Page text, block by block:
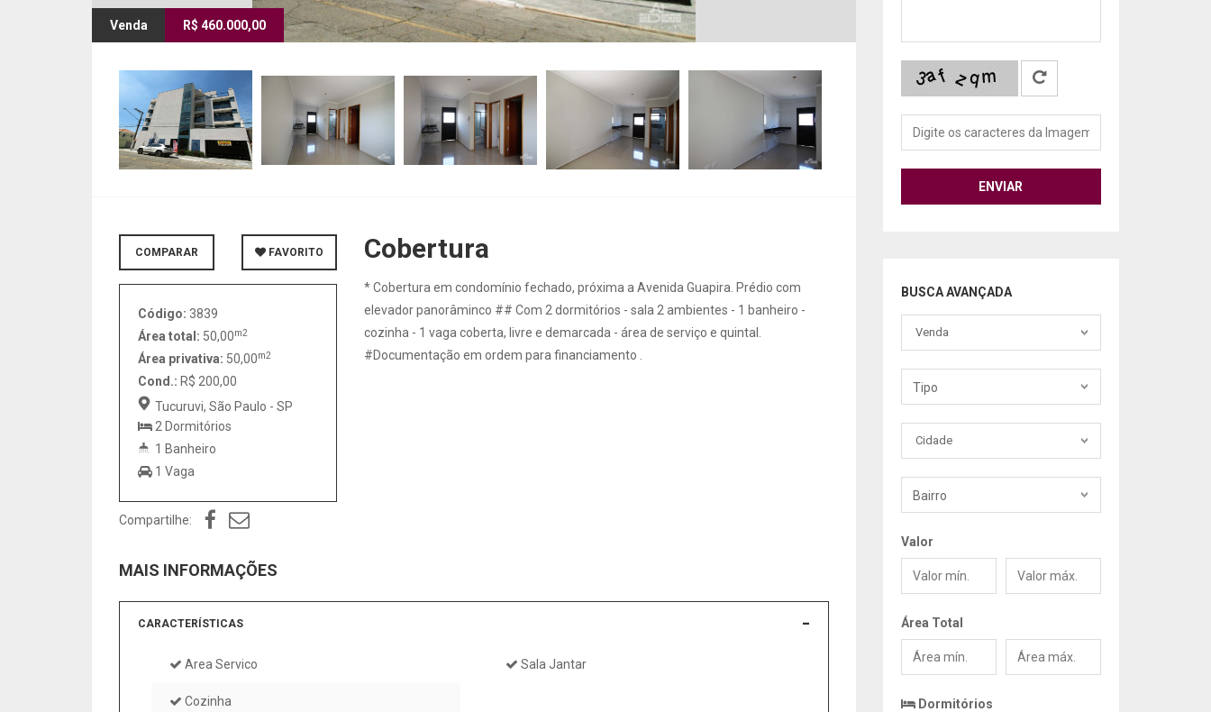
Venda R$ 460.000,00
COMPARAR FAVORITO
Código: 3839
Área total: 50,00m2
Área privativa: 50,00m2
Cond.: R$ 200,00
Tucuruvi, São Paulo - SP
2 Dormitórios
1 Banheiro
1 Vaga
Compartilhe:
Cobertura
* Cobertura em condomínio fechado, próxima a Avenida Guapira. Prédio com
elevador panorâminco ## Com 2 dormitórios - sala 2 ambientes - 1 banheiro -
cozinha - 1 vaga coberta, livre e demarcada - área de serviço e quintal.
#Documentação em ordem para financiamento .
MAIS INFORMAÇÕES
CARACTERÍSTICAS
Area Servico
Cozinha
Sala Jantar
ENVIAR
BUSCA AVANÇADA
Finalidade
Venda
Tipo
Cidade
Cidade
Bairro
Valor
Valor
mín.
Valor
máx.
Área Total
Área
min.
Área
máx.
Dormitórios